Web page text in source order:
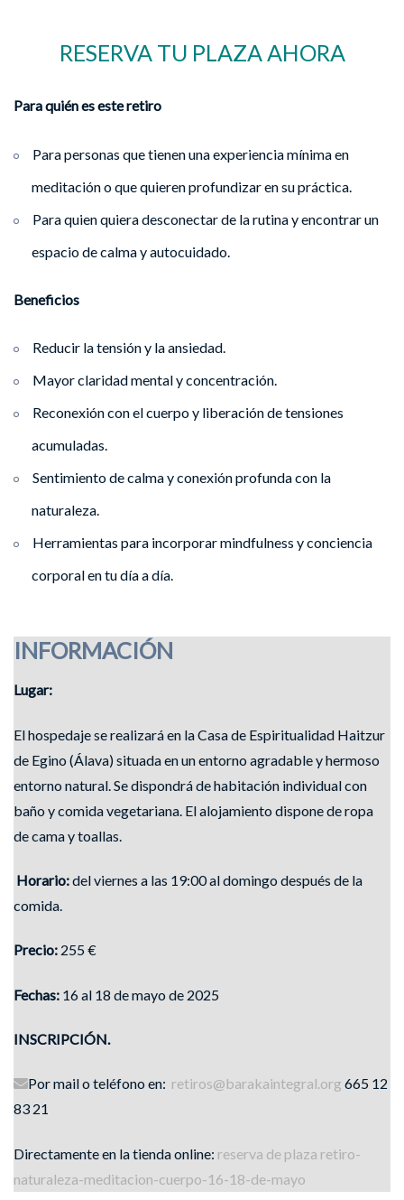
RESERVA TU PLAZA AHORA
Para quién es este retiro
Para personas que tienen una experiencia mínima en
meditación o que quieren profundizar en su práctica.
Para quien quiera desconectar de la rutina y encontrar un
espacio de calma y autocuidado.
Beneficios
Reducir la tensión y la ansiedad.
Mayor claridad mental y concentración.
Reconexión con el cuerpo y liberación de tensiones
acumuladas.
Sentimiento de calma y conexión profunda con la
naturaleza.
Herramientas para incorporar mindfulness y conciencia
corporal en tu día a día.
INFORMACIÓN
Lugar:
El hospedaje se realizará en la Casa de Espiritualidad Haitzur
de Egino (Álava) situada en un entorno agradable y hermoso
entorno natural. Se dispondrá de habitación individual con
baño y comida vegetariana. El alojamiento dispone de ropa
de cama y toallas.
Horario:del viernes a las 19:00 al domingo después de la
comida.
Precio: 255 €
Fechas: 16 al 18 de mayo de 2025
INSCRIPCIÓN.
Por mail o teléfono en: retiros@barakaintegral.org 665 12
83 21
Directamente en la tienda online: reserva de plaza retiro-
naturaleza-meditacion-cuerpo-16-18-de-mayo